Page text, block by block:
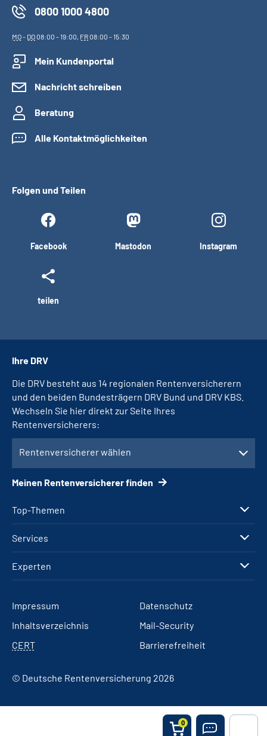
0
0800 1000 4800
MO- DO08:00 - 19:00, FR08:00 - 15:30
Mein Kundenportal
Nachricht schreiben
Beratung
Alle Kontaktmöglichkeiten
Folgen und Teilen
Facebook Mastodon Instagram
teilen
Top-Themen
Services
Experten
Ihre DRV
Die DRV besteht aus 14 regionalen Rentenversicherern
und den beiden Bundesträgern DRV Bund und DRV KBS.
Wechseln Sie hier direkt zur Seite Ihres
Rentenversicherers:
Rentenversicherer wählen
Meinen Rentenversicherer finden
Impressum
Datenschutz
Inhaltsverzeichnis
Mail-Security
CERT
Barrierefreiheit
© Deutsche Rentenversicherung 2026